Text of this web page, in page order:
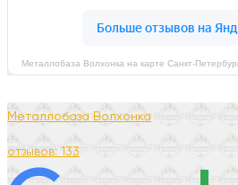
Металлобаза Волхонка
отзывов: 133